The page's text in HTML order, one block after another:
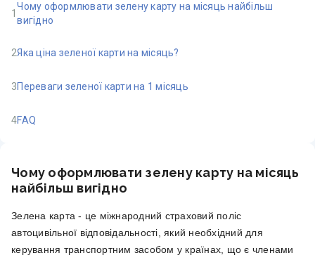
Чому оформлювати зелену карту на місяць
найбільш вигідно
Зелена карта - це міжнародний страховий поліс
автоцивільної відповідальності, який необхідний для
керування транспортним засобом у країнах, що є членами
1
Чому оформлювати зелену карту на місяць найбільш
вигідно
2Яка ціна зеленої карти на місяць?
3Переваги зеленої карти на 1 місяць
4FAQ